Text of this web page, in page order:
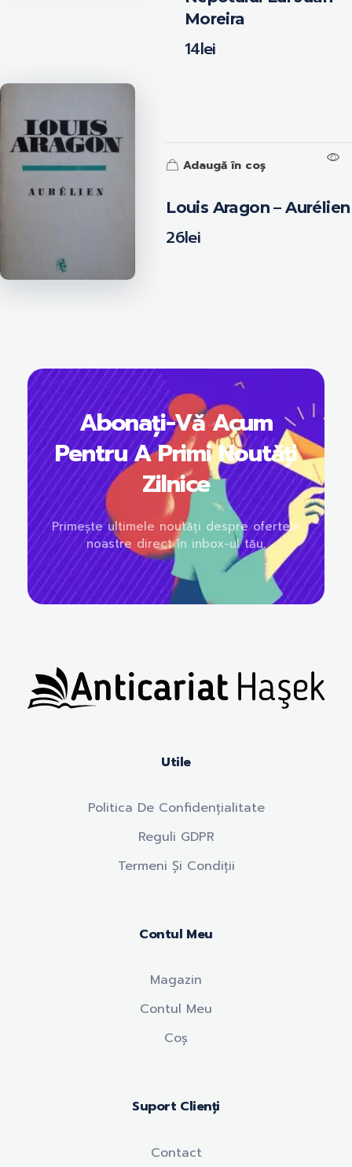
Moreira
14lei
Louis Aragon – Aurélien
26lei
Adaugă în coș
Abonați-Vă Acum
Pentru A Primi Noutăți
Zilnice
Primește ultimele noutăți despre ofertele
noastre direct în inbox-ul tău.
Utile
Politica De Confidențialitate
Reguli GDPR
Termeni Și Condiții
Contul Meu
Magazin
Contul Meu
Coș
Suport Clienți
Contact